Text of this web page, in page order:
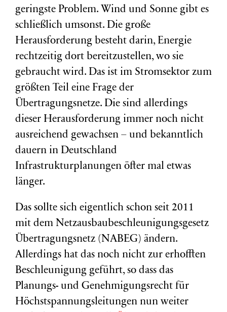
geringste Problem. Wind und Sonne gibt es
schließlich umsonst. Die große
Herausforderung besteht darin, Energie
rechtzeitig dort bereitzustellen, wo sie
gebraucht wird. Das ist im Stromsektor zum
größten Teil eine Frage der
Übertragungsnetze. Die sind allerdings
dieser Herausforderung immer noch nicht
ausreichend gewachsen – und bekanntlich
dauern in Deutschland
Infrastrukturplanungen öfter mal etwas
länger.
Das sollte sich eigentlich schon seit 2011
mit dem Netzausbaubeschleunigungsgesetz
Übertragungsnetz (NABEG) ändern.
Allerdings hat das noch nicht zur erhofften
Beschleunigung geführt, so dass das
Planungs- und Genehmigungsrecht für
Höchstspannungsleitungen nun weiter